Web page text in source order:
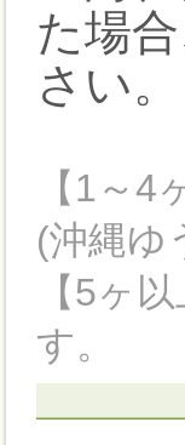
た場
さい。
【1～
(沖縄ゆ
【5ヶ
す。